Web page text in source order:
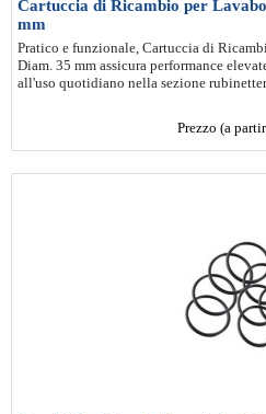
Cartuccia di Ricambio per
mm
Pratico e funzionale, Cartuccia di
Diam. 35 mm assicura performance
all'uso quotidiano nella sezione
Prezzo (a